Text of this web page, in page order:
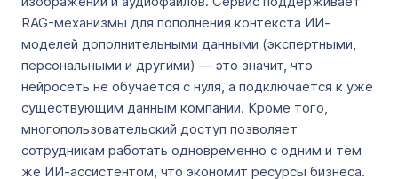
RAG-механизмы для пополнения контекста ИИ-
моделей дополнительными данными (экспертными,
персональными и другими) — это значит, что
нейросеть не обучается с нуля, а подключается к уже
существующим данным компании. Кроме того,
многопользовательский доступ позволяет
сотрудникам работать одновременно с одним и тем
же ИИ-ассистентом, что экономит ресурсы бизнеса.